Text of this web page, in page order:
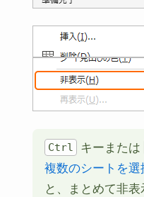
Ctrl キーまたは
複数のシートを選
と、まとめて非表